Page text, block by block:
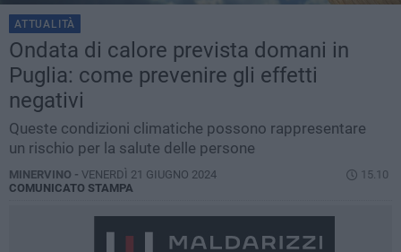
ATTUALITÀ
Ondata di calore prevista domani in
Puglia: come prevenire gli effetti
negativi
Queste condizioni climatiche possono rappresentare
un rischio per la salute delle persone
MINERVINO - VENERDÌ 21 GIUGNO 2024
15.10
COMUNICATO STAMPA